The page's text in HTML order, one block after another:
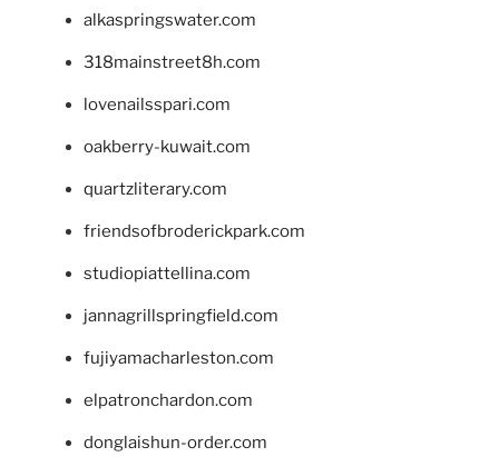
alkaspringswater.com
318mainstreet8h.com
lovenailsspari.com
oakberry-kuwait.com
quartzliterary.com
friendsofbroderickpark.com
studiopiattellina.com
jannagrillspringfield.com
fujiyamacharleston.com
elpatronchardon.com
donglaishun-order.com